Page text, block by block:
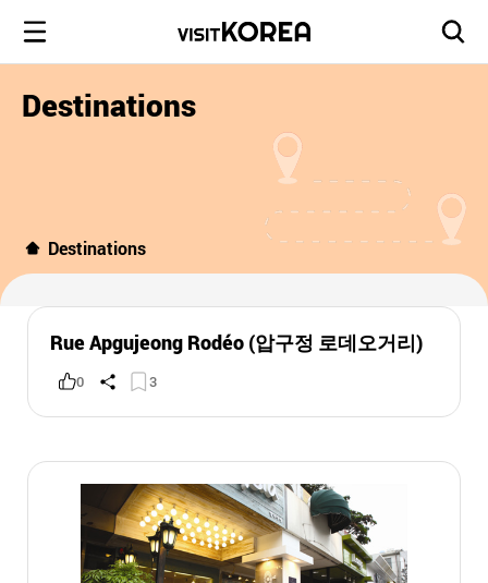
Destinations
Destinations
Rue Apgujeong Rodéo (압구정 로데오거리)
0 3